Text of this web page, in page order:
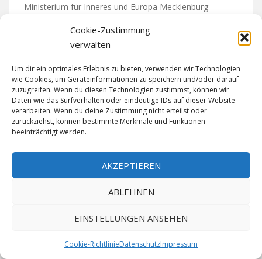
Cookie-Zustimmung
verwalten
Um dir ein optimales Erlebnis zu bieten, verwenden wir Technologien
wie Cookies, um Geräteinformationen zu speichern und/oder darauf
zuzugreifen. Wenn du diesen Technologien zustimmst, können wir
Daten wie das Surfverhalten oder eindeutige IDs auf dieser Website
verarbeiten. Wenn du deine Zustimmung nicht erteilst oder
zurückziehst, können bestimmte Merkmale und Funktionen
beeinträchtigt werden.
AKZEPTIEREN
ABLEHNEN
EINSTELLUNGEN ANSEHEN
Cookie-RichtlinieDatenschutzImpressum
Ministerium für Inneres und Europa Mecklenburg-
Verkehrsunfallgeschehen 2020. Ergänzend dazu stellt die
Polizeiinspektion Stralsund im Folgenden die
Zuständigkeitsbereich vor:
Im Landkreis Vorpommern-Rügen ereigneten sich im
Jahr 2020 insgesamt 8.543 Verkehrsunfälle, die durch die
Polizei aufgenommen wurden. Damit zeigt sich der
Rückgang an Verkehrsunfällen nicht nur landesweit,
Verkehrsunfallzahlen um 9,3 Prozent. Auch die Zahl der
verletzte Menschen) ging deutlich zurück. Im
Verkehrsunfällen 975 Personen. Das stellt einen